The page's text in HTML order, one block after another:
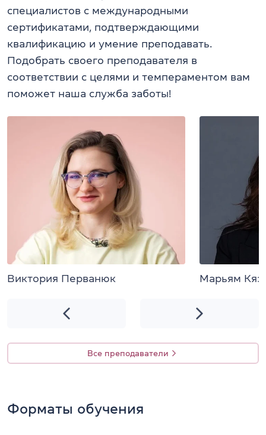
специалистов с международными
сертификатами, подтверждающими
квалификацию и умение преподавать.
Подобрать своего преподавателя в
соответствии с целями и темпераментом вам
поможет наша служба заботы!
Виктория Перванюк Марьям
Все преподаватели
Форматы обучения